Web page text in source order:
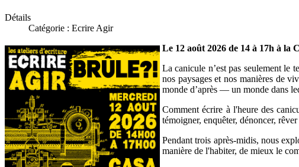
Détails
Catégorie : Ecrire Agir
Le 12 août 2026 de 14 à 17h à la
La canicule n’est pas seulement le
nos paysages et nos manières de
monde d’après — un monde dans
Comment écrire à l'heure des
témoigner, enquêter, dénoncer,
Pendant trois après-midis, nous
manière de l'habiter, de mieux le